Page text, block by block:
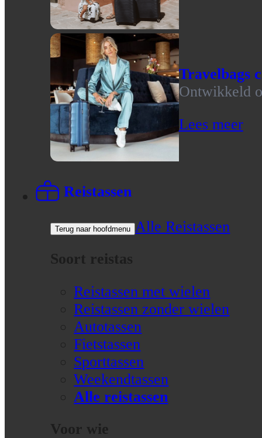
Travelbags
Ontwikkeld
Lees meer
Reistassen
Terug naar hoofdmenu
Alle Reistassen
Soort reistas
Reistassen met wielen
Reistassen zonder wielen
Autotassen
Fietstassen
Sporttassen
Weekendtassen
Alle reistassen
Voor wie